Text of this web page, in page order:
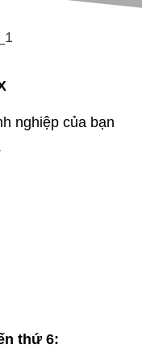
nghiệp của bạn
thứ 6: